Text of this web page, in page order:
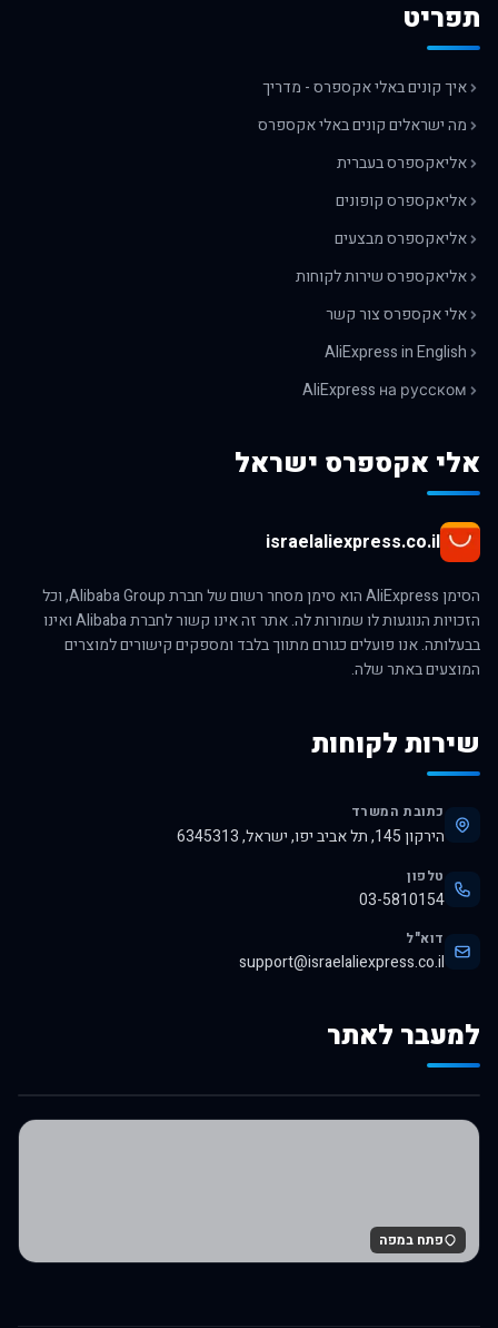
תפריט
איך קונים באלי אקספרס - מדריך
מה ישראלים קונים באלי אקספרס
אליאקספרס בעברית
אליאקספרס קופונים
אליאקספרס מבצעים
אליאקספרס שירות לקוחות
אלי אקספרס צור קשר
AliExpress in English
AliExpress на русском
אלי אקספרס ישראל
israelaliexpress.co.il
הסימן AliExpress הוא סימן מסחר רשום של חברת Alibaba Group, וכל
הזכויות הנוגעות לו שמורות לה. אתר זה אינו קשור לחברת Alibaba ואינו
בבעלותה. אנו פועלים כגורם מתווך בלבד ומספקים קישורים למוצרים
המוצעים באתר שלה.
שירות לקוחות
כתובת המשרד
הירקון 145, תל אביב יפו, ישראל, 6345313
טלפון
03-5810154
דוא"ל
support@israelaliexpress.co.il
למעבר לאתר
לרכישה באלי אקספרס
פתח במפה